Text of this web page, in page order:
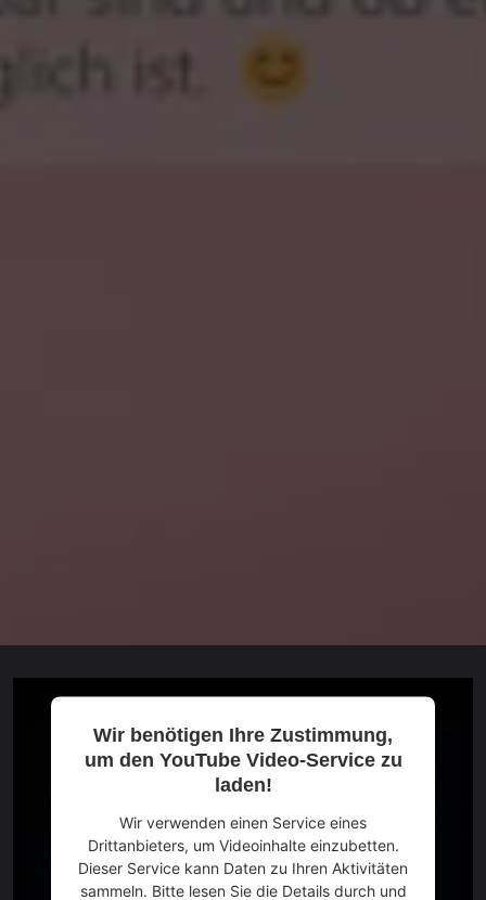
Wir benötigen Ihre Zustimmung,
um den YouTube Video-Service zu
laden!
Wir verwenden einen Service eines
Drittanbieters, um Videoinhalte einzubetten.
Dieser Service kann Daten zu Ihren Aktivitäten
sammeln. Bitte lesen Sie die Details durch und